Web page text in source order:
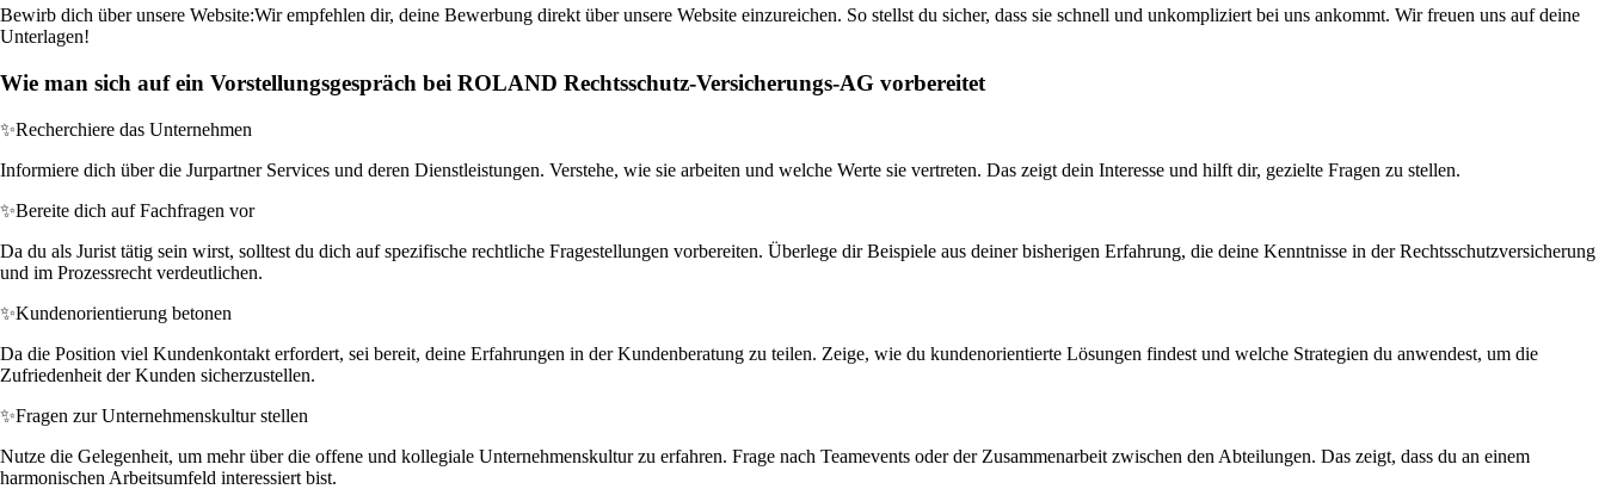
Bewirb dich über unsere Website:Wir empfehlen dir, deine Bewerbung direkt über unsere Website einzureichen. So stellst du sicher, dass sie schnell und unkompliziert bei uns ankommt. Wir freuen uns auf deine
Unterlagen!
Wie man sich auf ein Vorstellungsgespräch bei ROLAND Rechtsschutz-Versicherungs-AG vorbereitet
✨Recherchiere das Unternehmen
Informiere dich über die Jurpartner Services und deren Dienstleistungen. Verstehe, wie sie arbeiten und welche Werte sie vertreten. Das zeigt dein Interesse und hilft dir, gezielte Fragen zu stellen.
✨Bereite dich auf Fachfragen vor
Da du als Jurist tätig sein wirst, solltest du dich auf spezifische rechtliche Fragestellungen vorbereiten. Überlege dir Beispiele aus deiner bisherigen Erfahrung, die deine Kenntnisse in der Rechtsschutzversicherung
und im Prozessrecht verdeutlichen.
✨Kundenorientierung betonen
Da die Position viel Kundenkontakt erfordert, sei bereit, deine Erfahrungen in der Kundenberatung zu teilen. Zeige, wie du kundenorientierte Lösungen findest und welche Strategien du anwendest, um die
Zufriedenheit der Kunden sicherzustellen.
✨Fragen zur Unternehmenskultur stellen
Nutze die Gelegenheit, um mehr über die offene und kollegiale Unternehmenskultur zu erfahren. Frage nach Teamevents oder der Zusammenarbeit zwischen den Abteilungen. Das zeigt, dass du an einem
harmonischen Arbeitsumfeld interessiert bist.